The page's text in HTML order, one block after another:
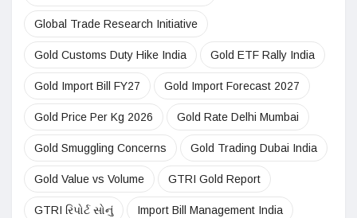
Global Trade Research Initiative
Gold Customs Duty Hike India Gold ETF Rally India
Gold Import Bill FY27 Gold Import Forecast 2027
Gold Price Per Kg 2026 Gold Rate Delhi Mumbai
Gold Smuggling Concerns Gold Trading Dubai India
Gold Value vs Volume GTRI Gold Report
GTRI રિપોર્ટ સોનું Import Bill Management India